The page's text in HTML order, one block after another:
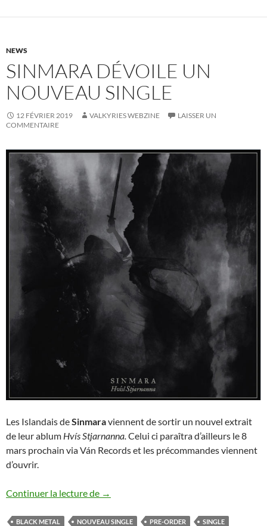
NEWS
SINMARA DÉVOILE UN
NOUVEAU SINGLE
12 FÉVRIER 2019 VALKYRIES WEBZINE
LAISSER UN
COMMENTAIRE
Les Islandais deSinmaraviennent de sortir un nouvel extrait
de leur ablum Hvís Stjarnanna. Celui ci paraîtra d’ailleurs le 8
mars prochain via Ván Records et les précommandes viennent
d’ouvrir.
Continuer la lecture de Sinmara dévoile un nouveau single
→
BLACK METAL NOUVEAU SINGLE PRE-ORDER
SINGLE